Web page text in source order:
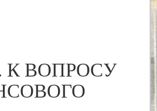
К ВОПРОСУ